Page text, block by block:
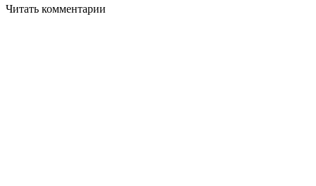
Читать комментарии